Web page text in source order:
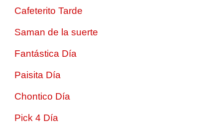
Cafeterito Tarde
Saman de la suerte
Fantástica Día
Paisita Día
Chontico Día
Pick 4 Día